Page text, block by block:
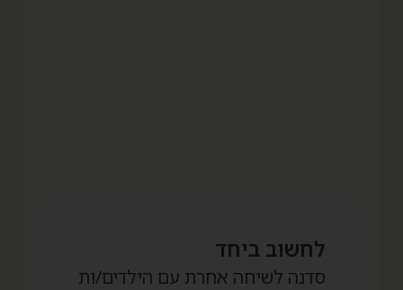
לחשוב ביחד
סדנה לשיחה אחרת עם הילדים/ות